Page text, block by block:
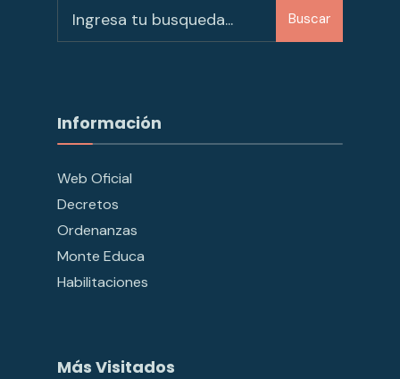
Buscar
Información
Web Oficial
Decretos
Ordenanzas
Monte Educa
Habilitaciones
Más Visitados